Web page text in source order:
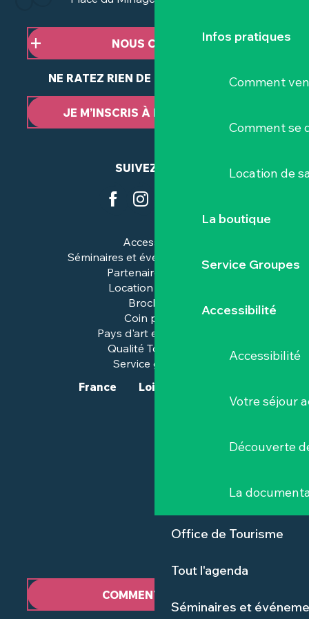
Infos pratiques
Comment
Comment se
Location de
La boutique
Service Groupes
Accessibilité
Accessibilité
Votre séjour
Découverte
La
Office de Tourisme
Tout l'agenda
Séminaires et
NOUS CONTACTER
NE RATEZ RIEN DE NOTRE ACTUALITÉ
JE M’INSCRIS À LA NEWSLETTER
SUIVEZ-NOUS
Accessibilité
Séminaires et événements pros
Partenaires & pros
Location de salles
Brochures
Coin presse
Pays d'art et d'histoire
Qualité Tourisme™
Service groupes
COMMENT VENIR ?
France Loire-Atlantique